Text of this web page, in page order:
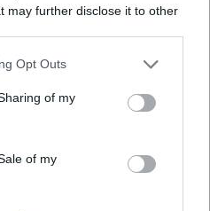
may further disclose it to other
Opt Outs
of my
of my
like this.
z kosmosu xD nie dość że
nawet dobrych trunków
(20% przywrócenia życia